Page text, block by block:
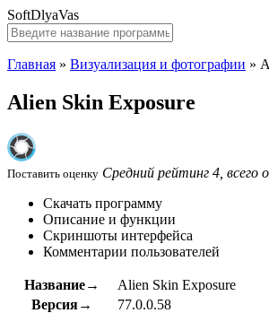
SoftDlyaVas
Главная » Визуализация и фотографии »
Alien Skin Exposure
Поставить оценку Средний рейтинг 4, всего
Скачать программу
Описание и функции
Скриншоты интерфейса
Комментарии пользователей
Название→
Alien Skin Exposure
Версия→
77.0.0.58